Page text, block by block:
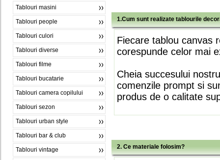
Tablouri masini
Tablouri people
Tablouri culori
Tablouri diverse
Tablouri filme
Tablouri bucatarie
Tablouri camera copilului
Tablouri sezon
Tablouri urban style
Tablouri bar & club
Tablouri vintage
1.Cum sunt realizate tablourile
Fiecare tablou canvas
corespunde celor mai
Cheia succesului
comenzile prompt si
produs de o calitate
2. Ce materiale folosim?